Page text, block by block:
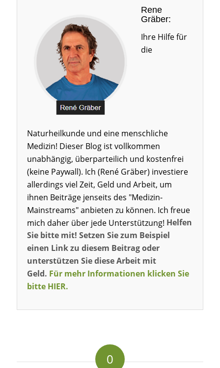
Rene
Gräber:
Ihre Hilfe für
die
Naturheilkunde und eine menschliche
Medizin! Dieser Blog ist vollkommen
unabhängig, überparteilich und kostenfrei
(keine Paywall). Ich (René Gräber) investiere
allerdings viel Zeit, Geld und Arbeit, um
ihnen Beiträge jenseits des "Medizin-
Mainstreams" anbieten zu können. Ich freue
mich daher über jede Unterstützung! Helfen
Sie bitte mit! Setzen Sie zum Beispiel
einen Link zu diesem Beitrag oder
unterstützen Sie diese Arbeit mit
Geld. Für mehr Informationen klicken Sie
bitte HIER.
0